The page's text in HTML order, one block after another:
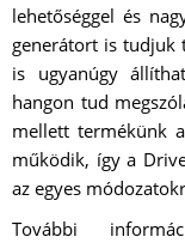
lehetőséggel és
generátort is tudjuk
is ugyanúgy
hangon tud
mellett termékünk
működik, így a
az egyes
További